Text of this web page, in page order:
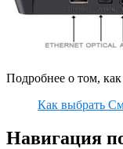
Подробнее о том,
Как выбрать
Навигация